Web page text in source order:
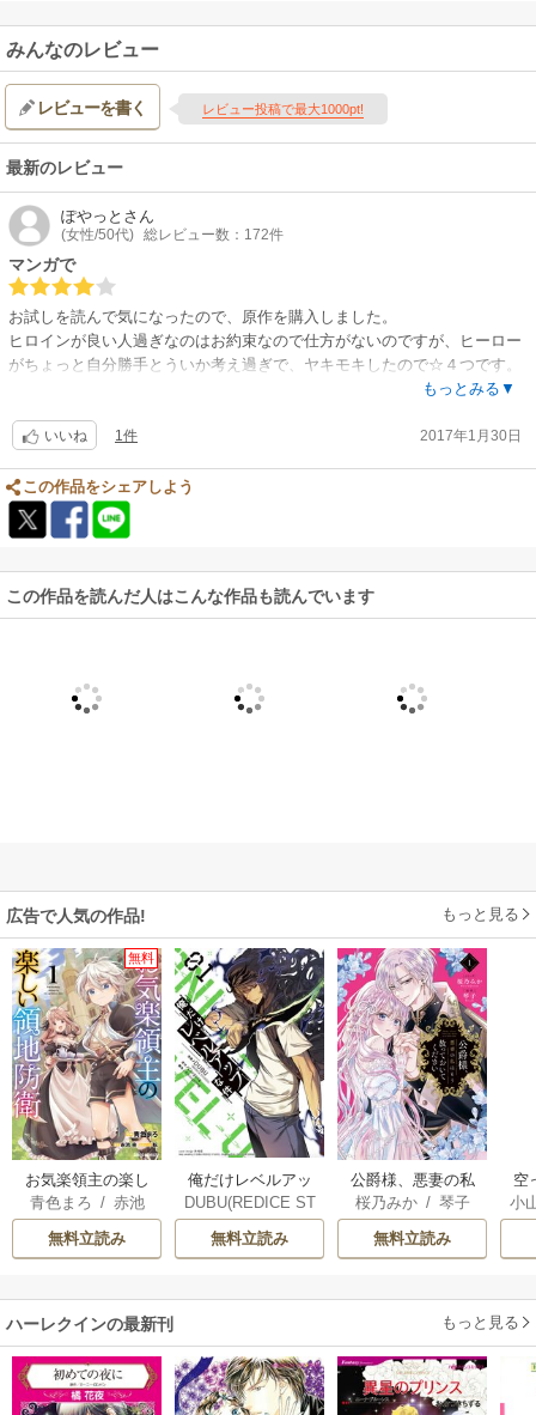
みんなのレビュー
レビューを書く レビュー投稿で最大1000pt!
最新のレビュー
ぽやっと さん
(女性/50代) 総レビュー数：172件
マンガで
お試しを読んで気になったので、原作を購入しました。
ヒロインが良い人過ぎなのはお約束なので仕方がないのですが、ヒーロー
がちょっと自分勝手とういか考え過ぎで、ヤキモキしたので☆４つです。
もっとみる▼
いいね 1件 2017年1月30日
この作品をシェアしよう
この作品を読んだ人はこんな作品も読んでいます
広告で人気の作品! もっと見る
無料
お気楽領主の楽し
い領地防衛
青色まろ / 赤池
宗/転
無料立読み
俺だけレベルアッ
プな件
DUBU(REDICE ST
UDIO)
/ Chugong
h-goon
無料立読み
公爵様、悪妻の私
はもう放っておい
てください
桜乃みか/ 琴子
無料立読み
空
小
ハーレクインの最新刊 もっと見る